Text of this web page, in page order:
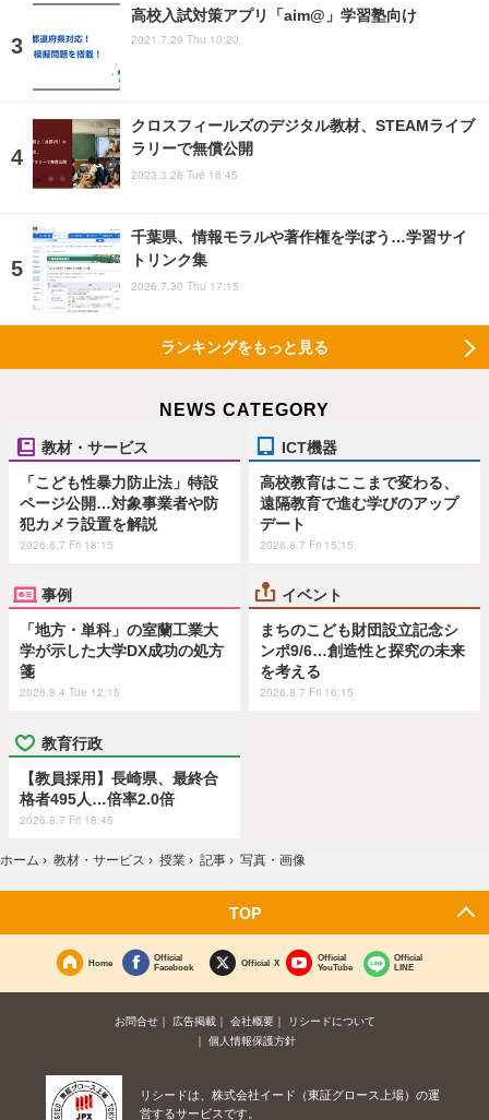
高校入試対策アプリ「aim@」学習塾向け
2021.7.29 Thu 10:20
クロスフィールズのデジタル教材、STEAMライブ
ラリーで無償公開
2023.3.28 Tue 16:45
千葉県、情報モラルや著作権を学ぼう…学習サイ
トリンク集
2026.7.30 Thu 17:15
ランキングをもっと見る
NEWS CATEGORY
教材・サービス
「こども性暴力防止法」特設
ページ公開…対象事業者や防
犯カメラ設置を解説
2026.8.7 Fri 18:15
ICT機器
高校教育はここまで変わる、
遠隔教育で進む学びのアップ
デート
2026.8.7 Fri 15:15
事例
「地方・単科」の室蘭工業大
学が示した大学DX成功の処方
箋
2026.8.4 Tue 12:15
イベント
まちのこども財団設立記念シ
ンポ9/6…創造性と探究の未来
を考える
2026.8.7 Fri 16:15
教育行政
【教員採用】長崎県、最終合
格者495人…倍率2.0倍
2026.8.7 Fri 18:45
ホーム › 教材・サービス › 授業 › 記事 › 写真・画像
TOP
Home
Official
Facebook
Official X
Official
YouTube
Official
LINE
お問合せ 広告掲載 会社概要
リシードについて
個人情報保護方針
リシードは、株式会社イード（東証グロース上場）の運
営するサービスです。